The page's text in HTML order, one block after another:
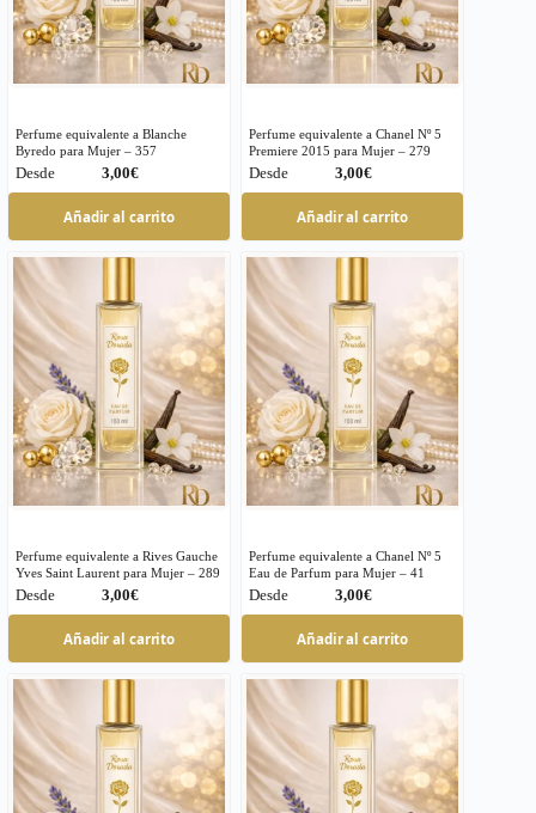
Perfume equivalente a Blanche
Byredo para Mujer – 357
€
Añadir al carrito
Este
producto
tiene
múltiples
variantes.
Las
opciones
se
pueden
elegir
en
la
página
de
producto
Perfume equivalente a Chanel Nº 5
Premiere 2015 para Mujer – 279
€
Añadir al carrito
Este
producto
tiene
múltiples
variantes.
Las
opciones
se
pueden
elegir
en
la
página
de
producto
Perfume equivalente a Rives Gauche
Yves Saint Laurent para Mujer – 289
€
Añadir al carrito
Este
producto
tiene
múltiples
variantes.
Las
opciones
se
pueden
Perfume equivalente a Chanel Nº 5
Eau de Parfum para Mujer – 41
€
Añadir al carrito
Este
producto
tiene
múltiples
variantes.
Las
opciones
se
pueden